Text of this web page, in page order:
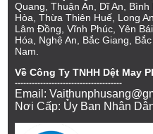
Quang, Thuận An, Dĩ An,
Hòa, Thừa Thiên Huế, Long
Lâm Đồng, Vĩnh Phúc, Yên
Hóa, Nghệ An, Bắc Giang,
Nam.
Về Công Ty TNHH Dệt May
--------------------------------------
Email:
Nơi Cấp: Ủy Ban Nhân